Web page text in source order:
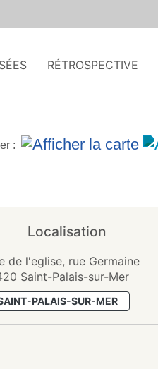
RÉTROSPECTIVE
:
Localisation
de l'eglise, rue Germaine
Saint-Palais-sur-Mer
PALAIS-SUR-MER